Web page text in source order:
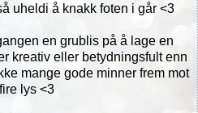
uheldi å knakk foten i går <3
en grublis på å lage en
kreativ eller betydningsfult enn
mange gode minner frem mot
lys <3